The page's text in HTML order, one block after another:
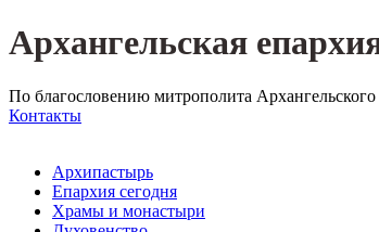
Архангельская
По благословению митрополита
Контакты
Архипастырь
Епархия сегодня
Храмы и монастыри